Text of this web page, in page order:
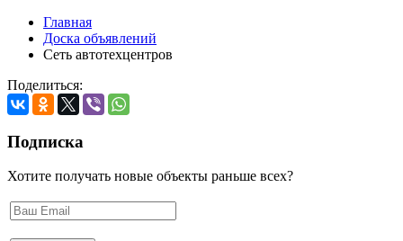
Главная
Доска объявлений
Сеть автотехцентров
Поделиться:
Подписка
Хотите получать новые объекты раньше всех?